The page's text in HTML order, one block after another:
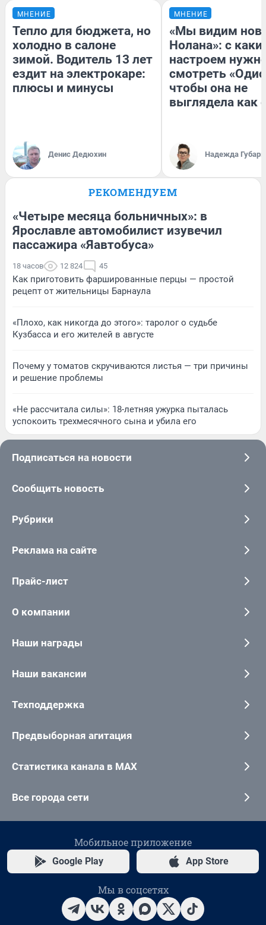
МНЕНИЕ
Тепло для бюджета, но
холодно в салоне
зимой. Водитель 13 лет
ездит на электрокаре:
плюсы и минусы
Денис Дедюхин
МНЕНИЕ
«Мы видим
Нолана»: с
настроем
смотреть
чтобы она не
выглядела как
Надежда Губарь
РЕКОМЕНДУЕМ
«Четыре месяца больничных»: в
Ярославле автомобилист изувечил
пассажира «Яавтобуса»
18 часов 12 824 45
Как приготовить фаршированные перцы — простой
рецепт от жительницы Барнаула
«Плохо, как никогда до этого»: таролог о судьбе
Кузбасса и его жителей в августе
Почему у томатов скручиваются листья — три причины
и решение проблемы
«Не рассчитала силы»: 18-летняя ужурка пыталась
успокоить трехмесячного сына и убила его
Подписаться на новости
Сообщить новость
Рубрики
Реклама на сайте
Прайс-лист
О компании
Наши награды
Наши вакансии
Техподдержка
Предвыборная агитация
Статистика канала в MAX
Все города сети
Мобильное приложение
Google Play App Store
Мы в соцсетях